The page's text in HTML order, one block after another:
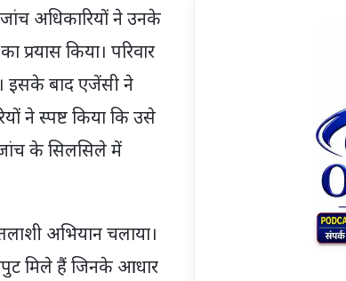
अधिकारियों ने उनके
प्रयास किया। परिवार
इसके बाद एजेंसी ने
ने स्पष्ट किया कि उसे
के सिलसिले में
अभियान चलाया।
मिले हैं जिनके आधार